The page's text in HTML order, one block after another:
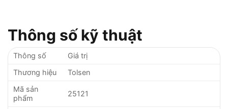
Thông số kỹ thuật
Thông số
Giá trị
Thương hiệu
Tolsen
Mã sản
phẩm
25121